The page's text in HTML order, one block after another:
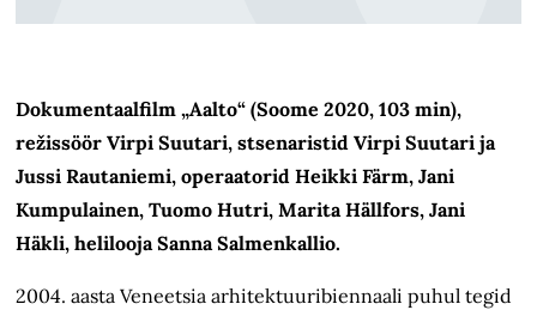
Dokumentaalfilm „Aalto“ (Soome 2020, 103 min),
režissöör Virpi Suutari, stsenaristid Virpi Suutari ja
Jussi Rautaniemi, operaatorid Heikki Färm, Jani
Kumpulainen, Tuomo Hutri, Marita Hällfors, Jani
Häkli, helilooja Sanna Salmenkallio.
2004. aasta Veneetsia arhitektuuribiennaali puhul tegid